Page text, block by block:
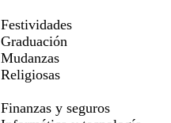
Festividades
Graduación
Mudanzas
Religiosas
Finanzas y seguros